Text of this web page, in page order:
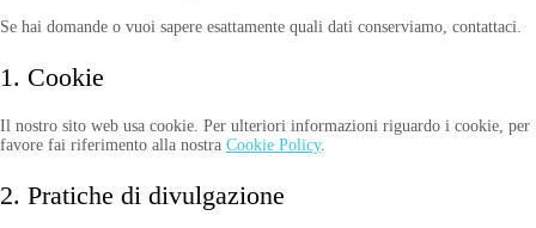
Se hai domande o vuoi sapere esattamente quali dati conserviamo, contattaci.
1. Cookie
Il nostro sito web usa cookie. Per ulteriori informazioni riguardo i cookie, per
favore fai riferimento alla nostra Cookie Policy.
2. Pratiche di divulgazione